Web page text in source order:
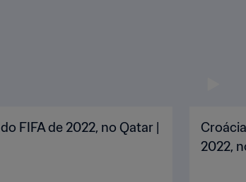
FIFA de 2022, no Qatar |
2022,